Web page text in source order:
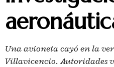
Una avioneta cayó en la
Villavicencio. Autoridades